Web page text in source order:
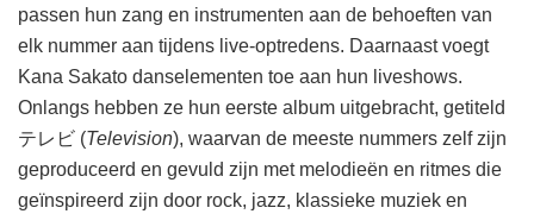
passen hun zang en instrumenten aan de behoeften van
elk nummer aan tijdens live-optredens. Daarnaast voegt
Kana Sakato danselementen toe aan hun liveshows.
Onlangs hebben ze hun eerste album uitgebracht, getiteld
テレビ (Television), waarvan de meeste nummers zelf zijn
geproduceerd en gevuld zijn met melodieën en ritmes die
geïnspireerd zijn door rock, jazz, klassieke muziek en